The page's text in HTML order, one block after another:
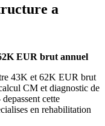
a
EUR brut annuel
43K et 62K EUR brut
CM et diagnostic de
cette
en rehabilitation